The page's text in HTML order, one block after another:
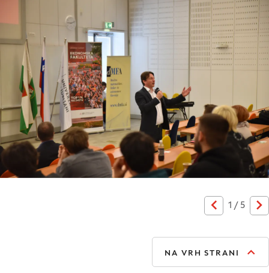
1 / 5
NA VRH STRANI